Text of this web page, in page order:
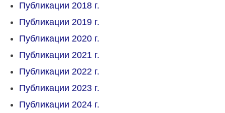
Публикации 2018 г.
Публикации 2019 г.
Публикации 2020 г.
Публикации 2021 г.
Публикации 2022 г.
Публикации 2023 г.
Публикации 2024 г.